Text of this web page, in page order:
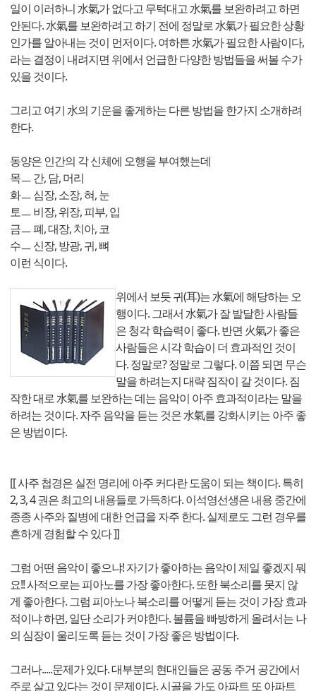
일이 이러하니 水氣가 없다고 무턱대고 水氣를 보완하려고 하면
안된다. 水氣를 보완하려고 하기 전에 정말로 水氣가 필요한 상황
인가를 알아내는 것이 먼저이다. 여하튼 水氣가 필요한 사람이다,
라는 결정이 내려지면 위에서 언급한 다양한 방법들을 써볼 수가
있을 것이다.
그리고 여기 水의 기운을 좋게하는 다른 방법을 한가지 소개하려
한다.
동양은 인간의 각 신체에 오행을 부여했는데
목ㅡ 간, 담, 머리
화ㅡ 심장, 소장, 혀, 눈
토ㅡ 비장, 위장, 피부, 입
금ㅡ 폐, 대장, 치아, 코
수ㅡ 신장, 방광, 귀, 뼈
이런 식이다.
위에서 보듯 귀(耳)는 水氣에 해당하는 오
행이다. 그래서 水氣가 잘 발달한 사람들
은 청각 학습력이 좋다. 반면 火氣가 좋은
사람들은 시각 학습이 더 효과적인 것이
다. 정말로? 정말로 그렇다. 이쯤 되면 무슨
말을 하려는지 대략 짐작이 갈 것이다. 짐
작한 대로 水氣를 보완하는 데는 음악이 아주 효과적이라는 말을
하려는 것이다. 자주 음악을 듣는 것은 水氣를 강화시키는 아주 좋
은 방법이다.
[[ 사주 첩경은 실전 명리에 아주 커다란 도움이 되는 책이다. 특히
2, 3, 4 권은 최고의 내용들로 가득하다. 이석영선생은 내용 중간에
종종 사주와 질병에 대한 언급을 자주 한다. 실제로도 그런 경우를
흔하게 경험할 수 있다 ]]
그럼 어떤 음악이 좋으냐! 자기가 좋아하는 음악이 제일 좋겠지 뭐
요!! 사적으로는 피아노를 가장 좋아한다. 또한 북소리를 못지 않
게 좋아한다. 그럼 피아노나 북소리를 어떻게 듣는 것이 가장 효과
적이냐 하면, 일단 소리가 커야한다. 볼륨을 빠방하게 올려서는 나
의 심장이 울리도록 듣는 것이 가장 좋은 방법이다.
그러나.....문제가 있다. 대부분의 현대인들은 공동 주거 공간에서
주로 살고 있다는 것이 문제이다. 시골을 가도 아파트 또 아파트